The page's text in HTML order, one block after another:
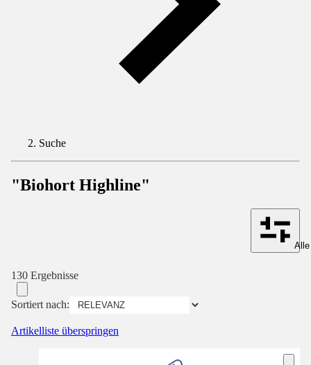
Suche
"Biohort Highline"
130 Ergebnisse
Sortiert nach:
Artikelliste überspringen